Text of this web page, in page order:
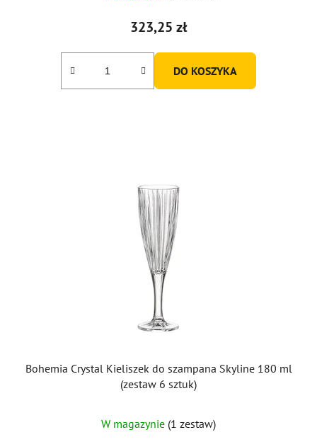
323,25 zł
DO KOSZYKA
Bohemia Crystal Kieliszek do szampana Skyline 180 ml
(zestaw 6 sztuk)
W magazynie (1 zestaw)